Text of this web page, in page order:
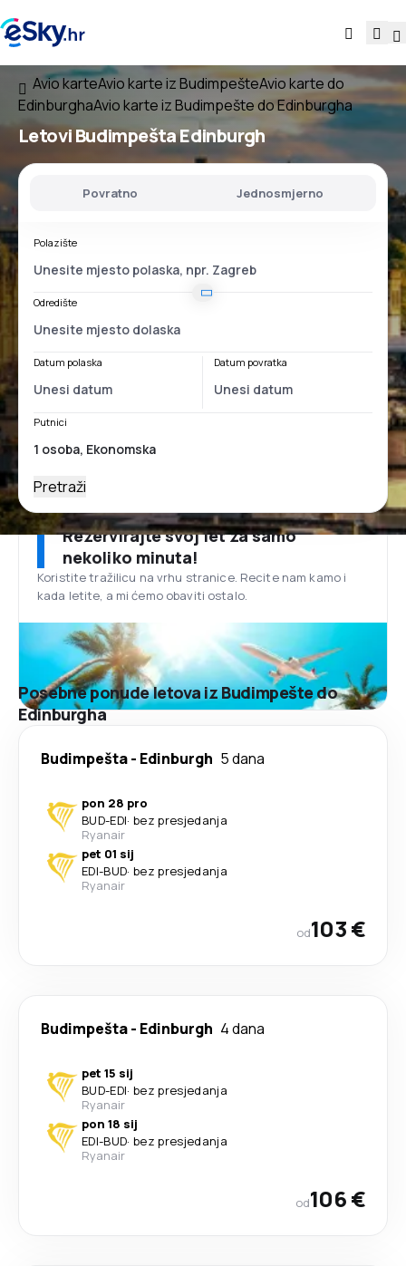
Avio karteAvio karte iz BudimpešteAvio karte do
EdinburghaAvio karte iz Budimpešte do Edinburgha
LetoviBudimpešta Edinburgh
Povratno Jednosmjerno
Polazište
Odredište
Datum polaska Datum povratka
Putnici
Pretraži
Rezervirajte svoj let za samo
nekoliko minuta!
Koristite tražilicu na vrhu stranice. Recite nam kamo i
kada letite, a mi ćemo obaviti ostalo.
Posebne ponude letova iz Budimpešte do
Edinburgha
Budimpešta- Edinburgh 5 dana
pon 28 pro
BUD-EDI· bez presjedanja
Ryanair
pet 01 sij
EDI-BUD· bez presjedanja
Ryanair
od103 €
Budimpešta- Edinburgh 4 dana
pet 15 sij
BUD-EDI· bez presjedanja
Ryanair
pon 18 sij
EDI-BUD· bez presjedanja
Ryanair
od106 €